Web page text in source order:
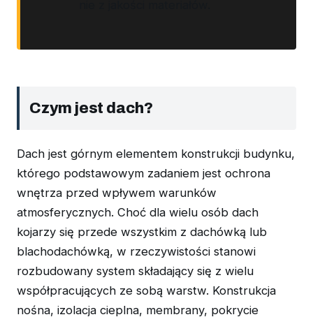
Czym jest dach?
Dach jest górnym elementem konstrukcji budynku,
którego podstawowym zadaniem jest ochrona
wnętrza przed wpływem warunków
atmosferycznych. Choć dla wielu osób dach
kojarzy się przede wszystkim z dachówką lub
blachodachówką, w rzeczywistości stanowi
rozbudowany system składający się z wielu
współpracujących ze sobą warstw. Konstrukcja
nośna, izolacja cieplna, membrany, pokrycie